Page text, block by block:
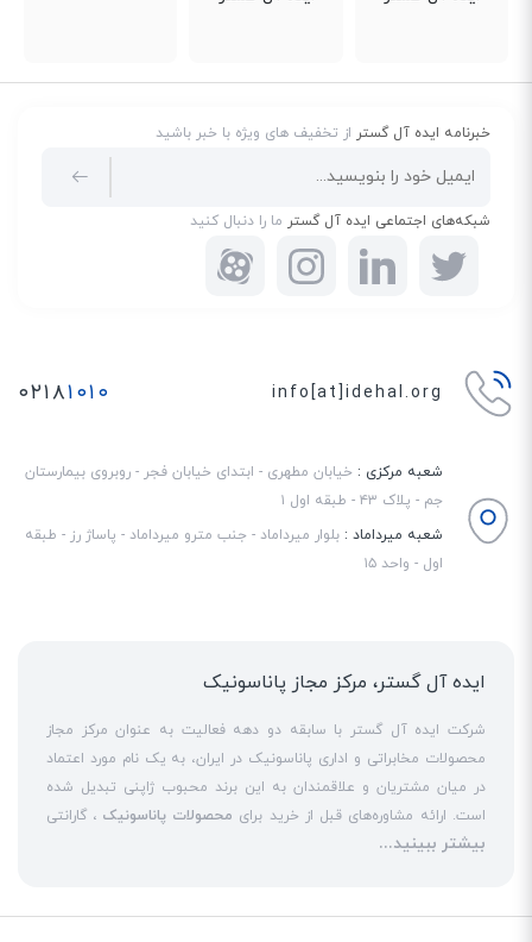
خبرنامه ایده آل گستر از تخفیف های ویژه با خبر باشید
شبکه‌های اجتماعی ایده آل گستر ما را دنبال کنید
info[at]idehal.org ۰۲۱۸۱۰۱۰
شعبه مرکزی : خیابان مطهری - ابتدای خیابان فجر - روبروی بیمارستان
جم - پلاک ۴۳ - طبقه اول ۱
شعبه میرداماد : بلوار میرداماد - جنب مترو میرداماد - پاساژ رز - طبقه
اول - واحد ۱۵
ایده آل گستر، مرکز مجاز پاناسونیک
شرکت ایده آل گستر با سابقه دو دهه فعالیت به عنوان مرکز مجاز
محصولات مخابراتی و اداری پاناسونیک در ایران، به یک نام مورد اعتماد
در میان مشتریان و علاقمندان به این برند محبوب ژاپنی تبدیل شده
است. ارائه مشاوره‌های قبل از خرید برای محصولات پاناسونیک ، گارانتی
18 ماهه معتبر و شرکتی برای کلیه محصولات عرضه شده و تعهد کامل
بیشتر ببینید...